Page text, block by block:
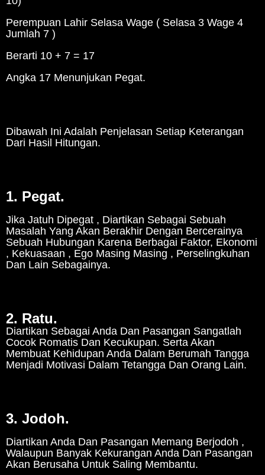
Perempuan Lahir Selasa Wage ( Selasa 3 Wage 4
Jumlah 7 )
Berarti 10 + 7 = 17
Angka 17 Menunjukan Pegat.
Dibawah Ini Adalah Penjelasan Setiap Keterangan
Dari Hasil Hitungan.
1. Pegat.
Jika Jatuh Dipegat , Diartikan Sebagai Sebuah
Masalah Yang Akan Berakhir Dengan Bercerainya
Sebuah Hubungan Karena Berbagai Faktor, Ekonomi
, Kekuasaan , Ego Masing Masing , Perselingkuhan
Dan Lain Sebagainya.
2. Ratu.
Diartikan Sebagai Anda Dan Pasangan Sangatlah
Cocok Romatis Dan Kecukupan. Serta Akan
Membuat Kehidupan Anda Dalam Berumah Tangga
Menjadi Motivasi Dalam Tetangga Dan Orang Lain.
3. Jodoh.
Diartikan Anda Dan Pasangan Memang Berjodoh ,
Walaupun Banyak Kekurangan Anda Dan Pasangan
Akan Berusaha Untuk Saling Membantu.